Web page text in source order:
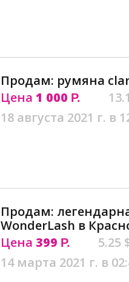
Продам: румяна
Цена 1 000 Р.
18 августа 2021 г. в
Продам:
WonderLash в
Цена 399 Р.
5.25
14 марта 2021 г. в